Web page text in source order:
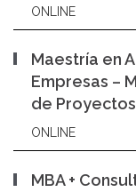
ONLINE
Maestría en
Empresas –
de Proyectos
ONLINE
MBA +